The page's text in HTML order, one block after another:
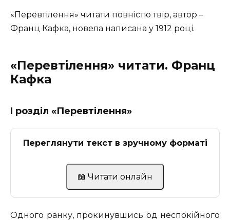
«Перевтілення» читати повністю твір, автор –
Франц Кафка, новела написана у 1912 році.
«Перевтілення» читати. Франц
Кафка
I розділ «Перевтілення»
Переглянути текст в зручному форматі
📖 Читати онлайн
Одного ранку, прокинувшись од неспокійного